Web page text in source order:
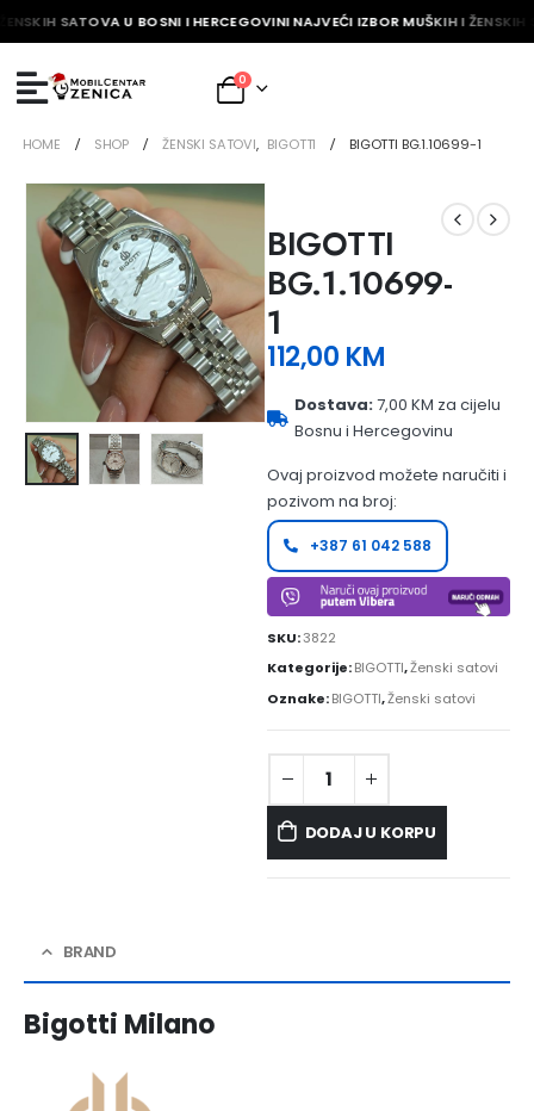
SATOVA U BOSNI I HERCEGOVINI NAJVEĆI IZBOR MUŠKIH I
0
HOME SHOP ŽENSKI SATOVI, BIGOTTI BIGOTTI BG.1.10699-1
BIGOTTI
BG.1.10699-
1
112,00 KM
Dostava:7,00 KM za cijelu
Bosnu i Hercegovinu
Ovaj proizvod možete naručiti i
pozivom na broj:
+387 61 042 588
SKU:3822
Kategorije:BIGOTTI,Ženski satovi
Oznake:BIGOTTI,Ženski satovi
DODAJ U KORPU
BRAND
Bigotti Milano